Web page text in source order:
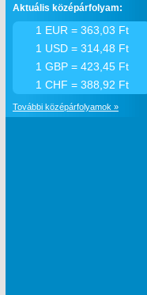
Aktuális középárfolyam:
1 EUR = 363,03 Ft
1 USD = 314,48 Ft
1 GBP = 423,45 Ft
1 CHF = 388,92 Ft
További középárfolyamok »